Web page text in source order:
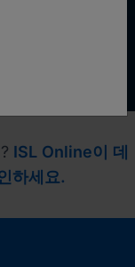
ISL Online이 데
하세요.